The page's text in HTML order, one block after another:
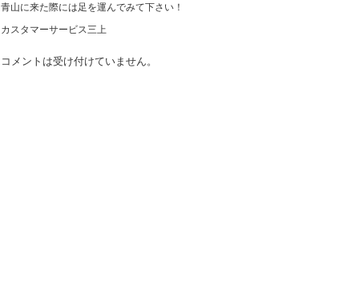
青山に来た際には足を運んでみて下さい！
カスタマーサービス三上
コメントは受け付けていません。